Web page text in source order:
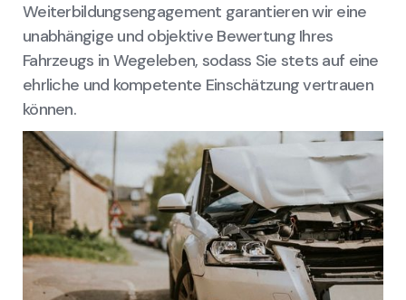
Weiterbildungsengagement garantieren wir eine
unabhängige und objektive Bewertung Ihres
Fahrzeugs in Wegeleben, sodass Sie stets auf eine
ehrliche und kompetente Einschätzung vertrauen
können.